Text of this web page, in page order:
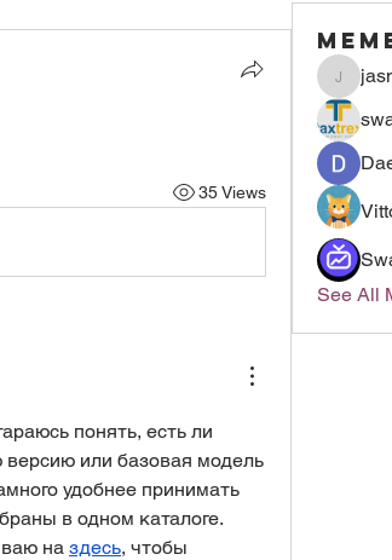
35 Views
понять, есть ли
или базовая модель
удобнее принимать
в одном каталоге.
на здесь, чтобы
jasmin
See All